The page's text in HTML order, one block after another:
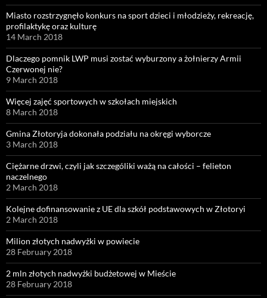
Miasto rozstrzygnęło konkurs na sport dzieci i młodzieży, rekreację,
profilaktykę oraz kulturę
14 March 2018
Dlaczego pomnik LWP musi zostać wyburzony a żołnierzy Armii
Czerwonej nie?
9 March 2018
Więcej zajęć sportowych w szkołach miejskich
8 March 2018
Gmina Złotoryja dokonała podziału na okręgi wyborcze
3 March 2018
Ciężarne drzwi, czyli jak szczególiki ważą na całości – felieton
naczelnego
2 March 2018
Kolejne dofinansowanie z UE dla szkół podstawowych w Złotoryi
2 March 2018
Milion złotych nadwyżki w powiecie
28 February 2018
2 mln złotych nadwyżki budżetowej w Mieście
28 February 2018